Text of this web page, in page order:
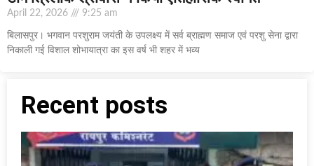
April 22, 2026 9:25 am
बिलासपुर। भगवान परशुराम जयंती के उपलक्ष्य में सर्व ब्राह्मण समाज एवं परशु सेना द्वारा
निकाली गई विशाल शोभायात्रा का इस वर्ष भी शहर में भव्य
Recent posts